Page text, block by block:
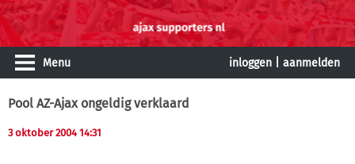
Menu inloggen aanmelden
Pool AZ-Ajax ongeldig verklaard
3 oktober 2004 14:31